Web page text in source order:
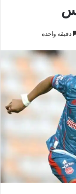
دقيقة واحدة